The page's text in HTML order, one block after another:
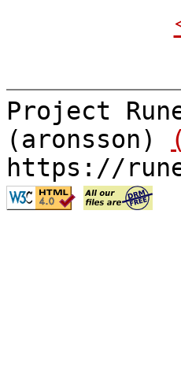
Project
(aronsson)
https://